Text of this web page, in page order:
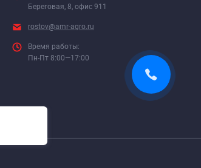
Береговая, 8, офис 911
rostov@amr-agro.ru
Время работы:
Пн-Пт 8:00—17:00